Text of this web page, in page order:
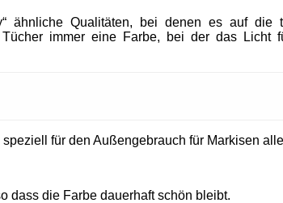
ähnliche Qualitäten, bei denen es auf die
immer eine Farbe, bei der das Licht
für den Außengebrauch für Markisen
dass die Farbe dauerhaft schön bleibt.